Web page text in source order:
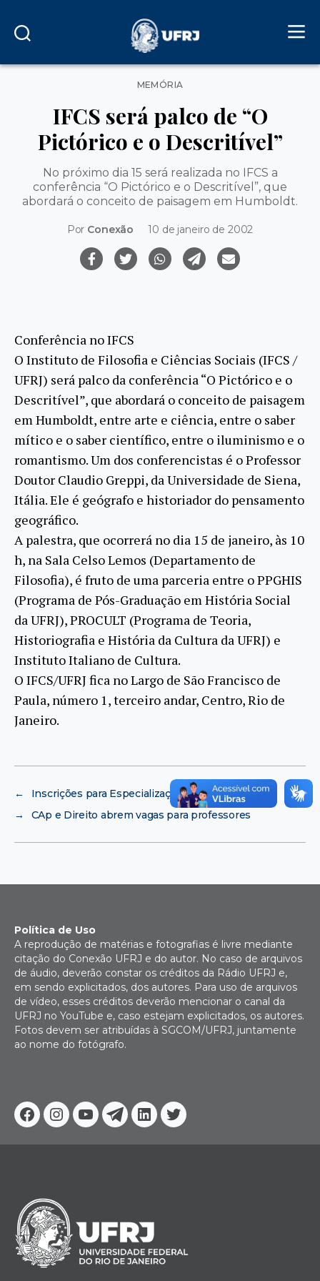
Categorias
MEMÓRIA
IFCS será palco de “O
Pictórico e o Descritível”
No próximo dia 15 será realizada no IFCS a
conferência “O Pictórico e o Descritível”, que
abordará o conceito de paisagem em Humboldt.
Por Conexão 10 de janeiro de 2002
Conferência no IFCS
O Instituto de Filosofia e Ciências Sociais (IFCS /
UFRJ) será palco da conferência “O Pictórico e o
Descritível”, que abordará o conceito de paisagem
em Humboldt, entre arte e ciência, entre o saber
mítico e o saber científico, entre o iluminismo e o
romantismo. Um dos conferencistas é o Professor
Doutor Claudio Greppi, da Universidade de Siena,
Itália. Ele é geógrafo e historiador do pensamento
geográfico.
A palestra, que ocorrerá no dia 15 de janeiro, às 10
h, na Sala Celso Lemos (Departamento de
Filosofia), é fruto de uma parceria entre o PPGHIS
(Programa de Pós-Graduação em História Social
da UFRJ), PROCULT (Programa de Teoria,
Historiografia e História da Cultura da UFRJ) e
Instituto Italiano de Cultura.
O IFCS/UFRJ fica no Largo de São Francisco de
Paula, número 1, terceiro andar, Centro, Rio de
Janeiro.
←
Inscrições para Especialização em Ginecologia
→
CAp e Direito abrem vagas para professores
Facebook
Instagram
YoutubeTelegram
Linkedin
Twitter
Política de Uso
A reprodução de matérias e fotografias é livre mediante
citação do Conexão UFRJ e do autor. No caso de arquivos
de áudio, deverão constar os créditos da Rádio UFRJ e,
em sendo explicitados, dos autores. Para uso de arquivos
de vídeo, esses créditos deverão mencionar o canal da
UFRJ no YouTube e, caso estejam explicitados, os autores.
Fotos devem ser atribuídas à SGCOM/UFRJ, juntamente
ao nome do fotógrafo.